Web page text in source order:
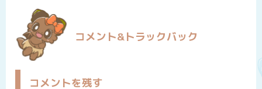
コメント&トラックバック
コメントを残す